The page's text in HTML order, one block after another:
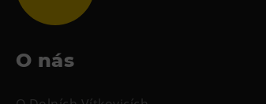
O nás